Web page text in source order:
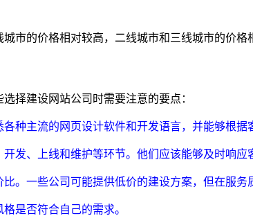
市的价格相对较高，二线城市和三线城市的价格
择建设网站公司时需要注意的要点：
种主流的网页设计软件和开发语言，并能够根据
发、上线和维护等环节。他们应该能够及时响
。一些公司可能提供低价的建设方案，但在服务
是否符合自己的需求。